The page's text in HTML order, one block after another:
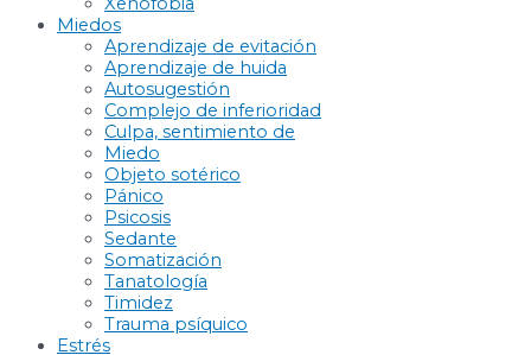
Miedos
Aprendizaje de evitación
Aprendizaje de huida
Autosugestión
Complejo de inferioridad
Culpa, sentimiento de
Miedo
Objeto sotérico
Pánico
Psicosis
Sedante
Somatización
Tanatología
Timidez
Trauma psíquico
Estrés